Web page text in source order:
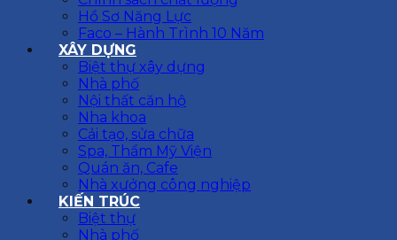
Hồ Sơ Năng Lực
Faco – Hành Trình 10 Năm
XÂY DỰNG
Biệt thự xây dựng
Nhà phố
Nội thất căn hộ
Nha khoa
Cải tạo, sửa chữa
Spa, Thẩm Mỹ Viện
Quán ăn, Cafe
Nhà xưởng công nghiệp
KIẾN TRÚC
Biệt thự
Nhà phố